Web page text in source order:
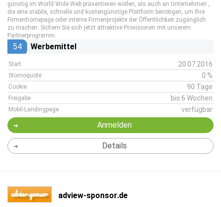
günstig im World Wide Web präsentieren wollen, als auch an Unternehmen ,
die eine stabile, schnelle und kostengünstige Plattform benötigen, um Ihre
Firmenhomepage oder interne Firmenprojekte der Öffentlichkeit zugänglich
zu machen. Sichern Sie sich jetzt attraktive Provisionen mit unserem
Partnerprogramm.
54 Werbemittel
Start 20.07.2016
Stornoquote 0 %
Cookie 90 Tage
Freigabe bis 6 Wochen
Mobil-Landingpage verfügbar
Anmelden
Details
adview-sponsor.de